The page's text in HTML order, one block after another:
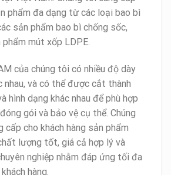
phẩm đa dạng từ các loại bao bì
sản phẩm bao bì chống sốc,
mút xốp LDPE.
của chúng tôi có nhiều độ dày
nhau, và có thể được cắt thành
hình dạng khác nhau để phù hợp
gói và bảo vệ cụ thể. Chúng
cấp cho khách hàng sản phẩm
lượng tốt, giá cả hợp lý và
nghiệp nhằm đáp ứng tối đa
hàng.